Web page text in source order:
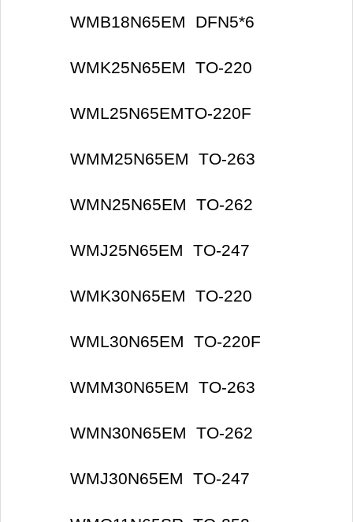
WMB18N65EM DFN5*6
WMK25N65EM TO-220
WML25N65EMTO-220F
WMM25N65EM TO-263
WMN25N65EM TO-262
WMJ25N65EM TO-247
WMK30N65EM TO-220
WML30N65EM TO-220F
WMM30N65EM TO-263
WMN30N65EM TO-262
WMJ30N65EM TO-247